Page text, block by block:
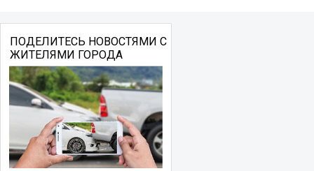
ПОДЕЛИТЕСЬ НОВОСТЯМИ С
ЖИТЕЛЯМИ ГОРОДА